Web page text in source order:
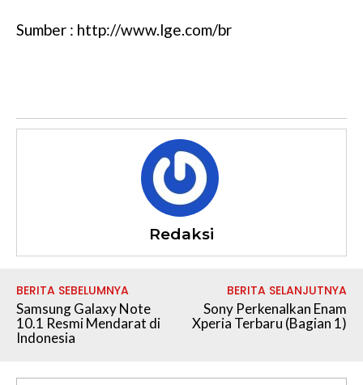
Sumber : http://www.lge.com/br
Redaksi
BERITA SEBELUMNYA
Samsung Galaxy Note
10.1 Resmi Mendarat di
Indonesia
BERITA SELANJUTNYA
Sony Perkenalkan Enam
Xperia Terbaru (Bagian 1)